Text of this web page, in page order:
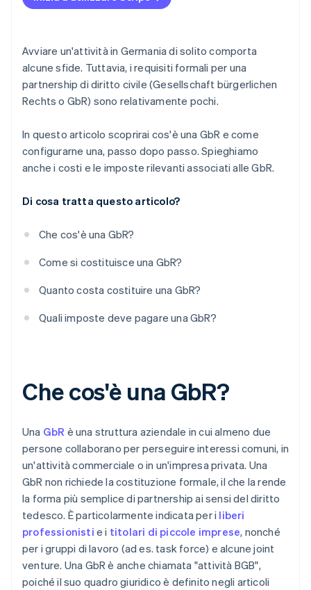
Registrazione presso la Camera di Commercio e
dell’Industria (solo per imprenditori indipendenti)
Iscrizione al registro delle imprese (facoltativa)
previdenziali
Apertura di un conto business (facoltativo)
Controllo delle possibili opzioni assicurative
Avviare un'attività in Germania di solito comporta
alcune sfide. Tuttavia, i requisiti formali per una
partnership di diritto civile (Gesellschaft bürgerlichen
Rechts o GbR) sono relativamente pochi.
In questo articolo scoprirai cos'è una GbR e come
configurarne una, passo dopo passo. Spieghiamo
anche i costi e le imposte rilevanti associati alle GbR.
Di cosa tratta questo articolo?
Che cos'è una GbR?
Come si costituisce una GbR?
Quanto costa costituire una GbR?
Quali imposte deve pagare una GbR?
Che cos'è una GbR?
Una GbR è una struttura aziendale in cui almeno due
persone collaborano per perseguire interessi comuni, in
un'attività commerciale o in un'impresa privata. Una
GbR non richiede la costituzione formale, il che la rende
la forma più semplice di partnership ai sensi del diritto
tedesco. È particolarmente indicata per i liberi
professionisti e i titolari di piccole imprese, nonché
per i gruppi di lavoro (ad es. task force) e alcune joint
venture. Una GbR è anche chiamata "attività BGB",
poiché il suo quadro giuridico è definito negli articoli